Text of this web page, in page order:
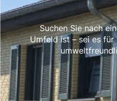
Suchen Sie nach
Umfeld ist – sei es